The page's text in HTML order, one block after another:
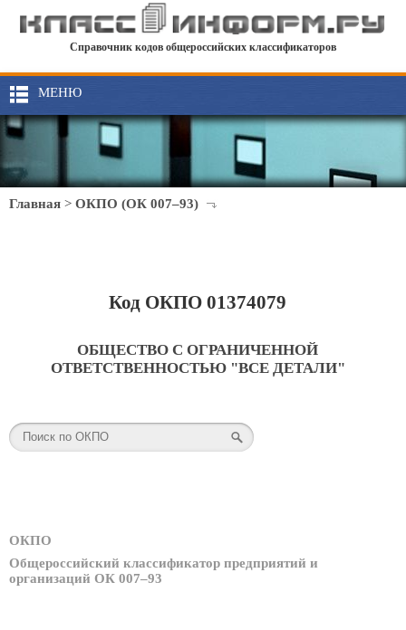
Справочник кодов общероссийских классификаторов
МЕНЮ
Главная > ОКПО (ОК 007–93)
Код ОКПО 01374079
ОБЩЕСТВО С ОГРАНИЧЕННОЙ
ОТВЕТСТВЕННОСТЬЮ "ВСЕ ДЕТАЛИ"
ОКПО
Общероссийский классификатор предприятий и
организаций ОК 007–93